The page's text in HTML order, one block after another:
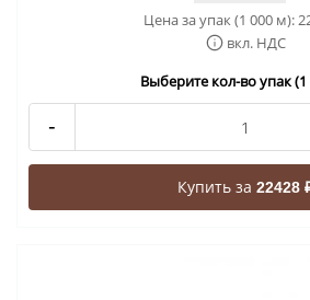
Цена за упак (1 000 м):
вкл. НДС
Выберите кол-во упак
-
Купить за 22428